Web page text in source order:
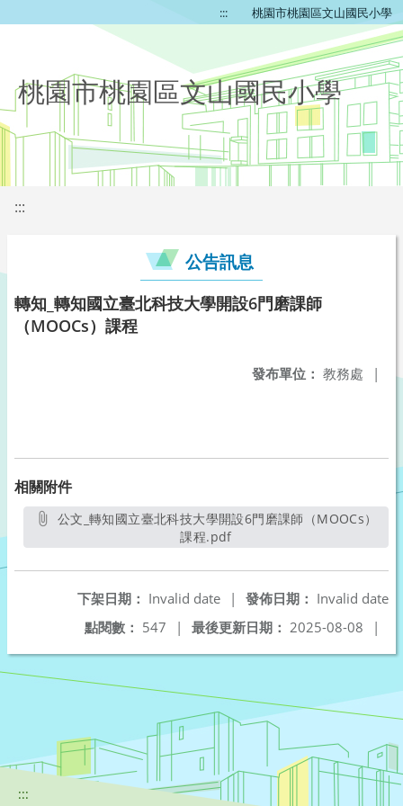
::: 桃園市桃園區文山國民小學
桃園市桃園區文山國民小學
:::
公告訊息
轉知_轉知國立臺北科技大學開設6門磨課師
（MOOCs）課程
發布單位： 教務處 |
相關附件
課程.pdf另開新視窗
發佈日期： Invalid date
下架日期： Invalid date
|
最後更新日期： 2025-08-08 |
點閱數： 547 |
:::